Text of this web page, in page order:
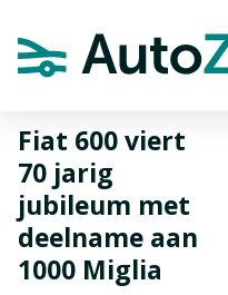
1000 Miglia
Fiat 600 viert
70 jarig
jubileum met
deelname aan
1000 Miglia